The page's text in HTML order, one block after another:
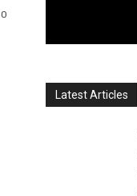
0
Latest Articles